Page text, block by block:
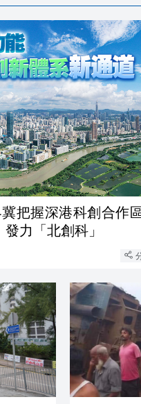
把握深港科創合作
力「北創科」